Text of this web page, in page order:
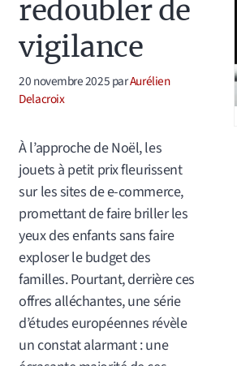
redoubler de
vigilance
20 novembre 2025parAurélien
Delacroix
À l’approche de Noël, les
jouets à petit prix fleurissent
sur les sites de e-commerce,
promettant de faire briller les
yeux des enfants sans faire
exploser le budget des
familles. Pourtant, derrière ces
offres alléchantes, une série
d’études européennes révèle
un constat alarmant : une